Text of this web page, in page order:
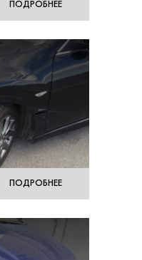
ПОДРОБНЕЕ
ПОДРОБНЕЕ